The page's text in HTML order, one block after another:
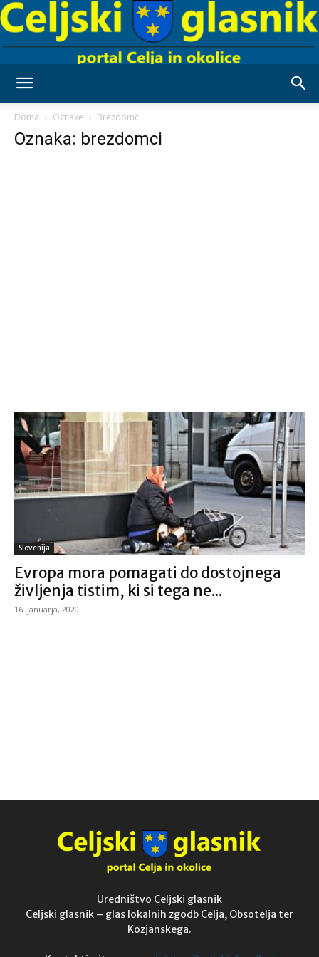
Doma Oznake Brezdomci
Oznaka: brezdomci
Slovenija
Evropa mora pomagati do dostojnega
življenja tistim, ki si tega ne...
16. januarja, 2020
Uredništvo Celjski glasnik
Celjski glasnik – glas lokalnih zgodb Celja, Obsotelja ter
Kozjanskega.